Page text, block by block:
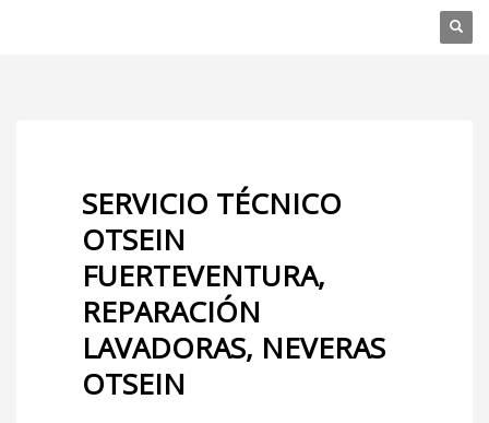
SERVICIO TÉCNICO
OTSEIN
FUERTEVENTURA,
REPARACIÓN
LAVADORAS, NEVERAS
OTSEIN